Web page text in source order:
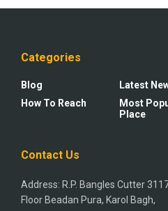
Categories
Blog
How To Reach
Latest
Most
Place
Contact Us
Address: R.P. Bangles Cutter
Floor Beadan Pura, Karol Bagh,